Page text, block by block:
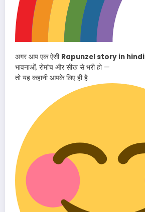
अगर आप एक ऐसी Rapunzel story in hindi
भावनाओं, रोमांच और सीख से भरी हो —
तो यह कहानी आपके लिए ही है